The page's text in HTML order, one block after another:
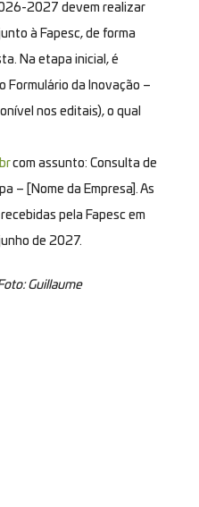
2027 devem realizar
à Fapesc, de forma
Na etapa inicial, é
Formulário da Inovação –
nos editais), o qual
com assunto: Consulta de
– [Nome da Empresa]. As
pela Fapesc em
de 2027.
Guillaume